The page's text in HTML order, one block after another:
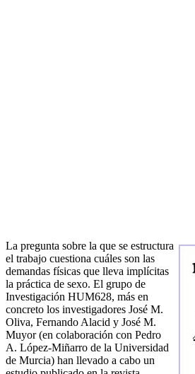
La pregunta sobre la que se estructura
el trabajo cuestiona cuáles son las
demandas físicas que lleva implícitas
la práctica de sexo. El grupo de
Investigación HUM628, más en
concreto los investigadores José M.
Oliva, Fernando Alacid y José M.
Muyor (en colaboración con Pedro
A. López-Miñarro de la Universidad
de Murcia) han llevado a cabo un